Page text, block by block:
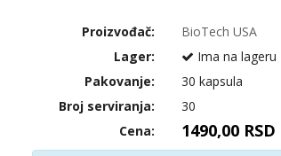
Proizvođač:
BioTech USA
Lager:
Ima na lageru
Pakovanje:
30 kapsula
Broj serviranja:
30
Cena:
1490,00 RSD